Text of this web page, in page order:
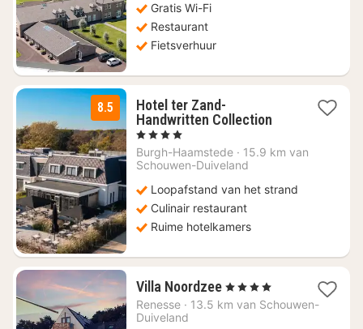
Gratis Wi-Fi
Restaurant
Fietsverhuur
8.5
Hotel ter Zand-
Handwritten Collection1
vanaf
, 4 Sterren
Burgh-Haamstede · 15.9 km van
Schouwen-Duiveland
Loopafstand van het strand
Culinair restaurant
Ruime hotelkamers
Villa Noordzee1
nacht
, 4 Sterren
Renesse · 13.5 km van Schouwen-
Duiveland